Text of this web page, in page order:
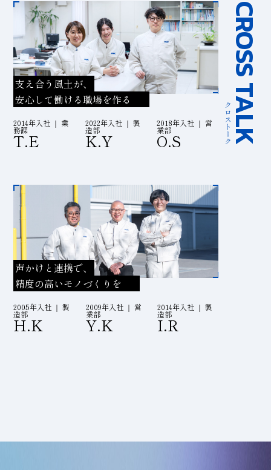
CROSS TALK
クロストーク
支え合う風土が、
安心して働ける職場を作る
2014年入社 ｜ 業
務課
T.E
2022年入社 ｜ 製
造部
K.Y
2018年入社 ｜ 営
業部
O.S
声かけと連携で、
精度の高いモノづくりを
2005年入社 ｜ 製
造部
H.K
2009年入社 ｜ 営
業部
Y.K
2014年入社 ｜ 製
造部
I.R